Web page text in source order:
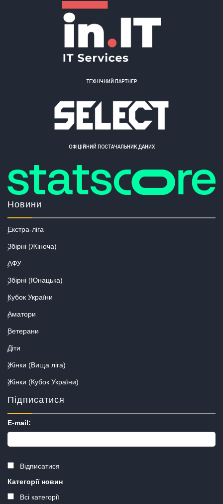
ТЕХНІЧНИЙ ПАРТНЕР
ОФІЦІЙНИЙ ПОСТАЧАЛЬНИК ДАНИХ
Новини
Екстра-ліга
Збірні (Жіноча)
АФУ
Збірні (Юнацька)
Кубок України
Аматори
Ветерани
Діти
Жінки (Вища ліга)
Жінки (Кубок України)
Підписатися
E-mail:
Відписатися
Категорії новин
Всі категорії